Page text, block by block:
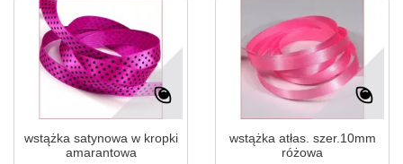
wstążka satynowa w kropki
amarantowa
wstążka atłas. szer.10mm
różowa